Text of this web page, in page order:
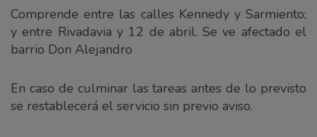
Comprende entre las calles Kennedy y Sarmiento;
y entre Rivadavia y 12 de abril. Se ve afectado el
barrio Don Alejandro
En caso de culminar las tareas antes de lo previsto
se restablecerá el servicio sin previo aviso.